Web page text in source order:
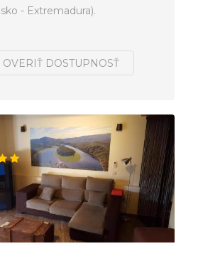
- Extremadura).
OVERIŤ DOSTUPNOSŤ